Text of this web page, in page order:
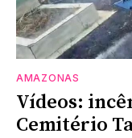
AMAZONAS
Vídeos:
Cemitério